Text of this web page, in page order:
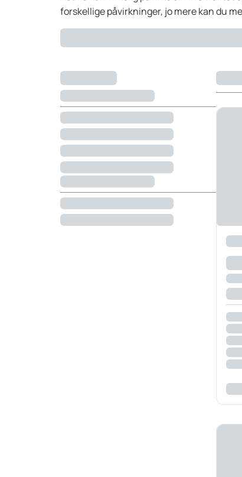
forskellige påvirkninger, jo mere kan du